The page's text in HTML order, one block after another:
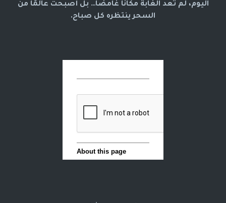
اليوم، لم تعد الغابة مكانًا غامضًا… بل أصبحت عالمًا من
السحر ينتظره كل صباح.